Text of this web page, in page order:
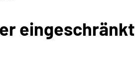
eingeschränkt